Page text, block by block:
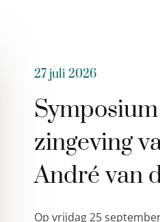
27 juli 2026
zingeving
André van
Op vrijdag 25